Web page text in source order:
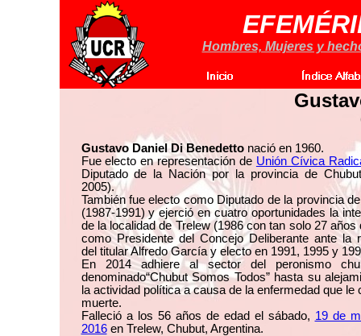
Hombres, Mujeres y
Gustavo Daniel Di Benedettonació en 1960.
Fue electo en representación de Unión Cívica
Diputado de la Nación por la provincia de
2005).
También fue electo como Diputado de la provincia
(1987-1991) y ejerció en cuatro oportunidades la
de la localidad de Trelew (1986 con tan solo 27 años
como Presidente del Concejo Deliberante ante la
del titular Alfredo García y electo en 1991, 1995 y
En 2014 adhiere al sector del peronismo
denominado“Chubut Somos Todos” hasta su
la actividad política a causa de la enfermedad que le
muerte.
Falleció a los 56 años de edad el sábado, 19 de
2016en Trelew, Chubut, Argentina.